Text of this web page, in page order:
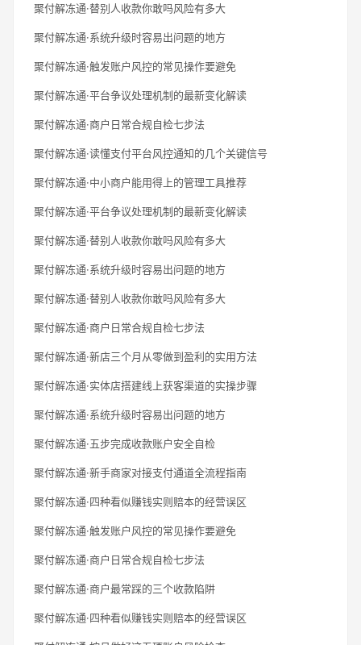
聚付解冻通·替别人收款你敢吗风险有多大
聚付解冻通·系统升级时容易出问题的地方
聚付解冻通·触发账户风控的常见操作要避免
聚付解冻通·平台争议处理机制的最新变化解读
聚付解冻通·商户日常合规自检七步法
聚付解冻通·读懂支付平台风控通知的几个关键信号
聚付解冻通·中小商户能用得上的管理工具推荐
聚付解冻通·平台争议处理机制的最新变化解读
聚付解冻通·替别人收款你敢吗风险有多大
聚付解冻通·系统升级时容易出问题的地方
聚付解冻通·替别人收款你敢吗风险有多大
聚付解冻通·商户日常合规自检七步法
聚付解冻通·新店三个月从零做到盈利的实用方法
聚付解冻通·实体店搭建线上获客渠道的实操步骤
聚付解冻通·系统升级时容易出问题的地方
聚付解冻通·五步完成收款账户安全自检
聚付解冻通·新手商家对接支付通道全流程指南
聚付解冻通·四种看似赚钱实则赔本的经营误区
聚付解冻通·触发账户风控的常见操作要避免
聚付解冻通·商户日常合规自检七步法
聚付解冻通·商户最常踩的三个收款陷阱
聚付解冻通·四种看似赚钱实则赔本的经营误区